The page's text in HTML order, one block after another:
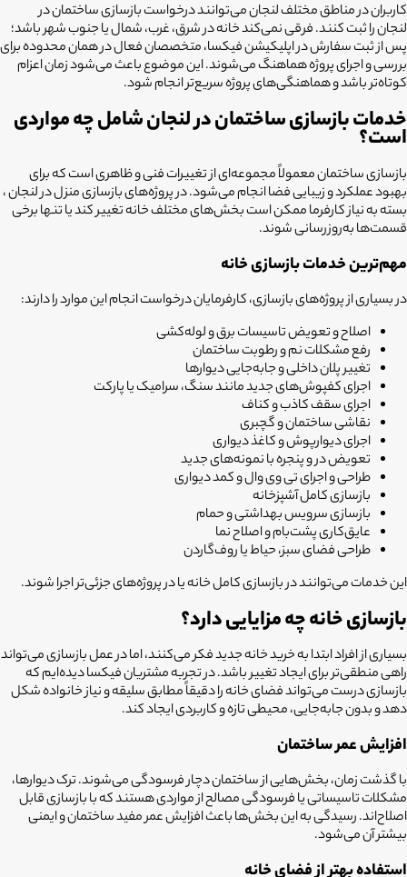
کاربران در مناطق مختلف لنجانمی‌توانند درخواستبازسازی ساختمان در
لنجانرا ثبت کنند. فرقی نمی‌کند خانه در شرق، غرب، شمال یا جنوب شهر باشد؛
پس از ثبت سفارش در اپلیکیشن فیکسا، متخصصان فعال در همان محدوده برای
بررسی و اجرای پروژه هماهنگ می‌شوند. این موضوع باعث می‌شود زمان اعزام
کوتاه‌تر باشد و هماهنگی‌های پروژه سریع‌تر انجام شود.
خدمات بازسازی ساختمان در لنجان شامل چه مواردی
است؟
بازسازی ساختمان معمولاً مجموعه‌ای از تغییرات فنی و ظاهری است که برای
بهبود عملکرد و زیبایی فضا انجام می‌شود. در پروژه‌های بازسازی منزل در لنجان ،
بسته به نیاز کارفرما ممکن است بخش‌های مختلف خانه تغییر کند یا تنها برخی
قسمت‌ها به‌روزرسانی شوند.
مهم‌ترین خدمات بازسازی خانه
در بسیاری از پروژه‌های بازسازی، کارفرمایان درخواست انجام این موارد را دارند:
اصلاح و تعویض تاسیسات برق و لوله‌کشی
رفع مشکلات نم و رطوبت ساختمان
تغییر پلان داخلی و جابه‌جایی دیوارها
اجرای کفپوش‌های جدید مانند سنگ، سرامیک یا پارکت
اجرای سقف کاذب و کناف
نقاشی ساختمان و گچبری
اجرای دیوارپوش و کاغذ دیواری
تعویض در و پنجره با نمونه‌های جدید
طراحی و اجرای تی وی وال و کمد دیواری
بازسازی کامل آشپزخانه
بازسازی سرویس بهداشتی و حمام
عایق‌کاری پشت‌بام و اصلاح نما
طراحی فضای سبز، حیاط یا روف‌گاردن
این خدمات می‌توانند در بازسازی کامل خانه یا در پروژه‌های جزئی‌تر اجرا شوند.
بازسازی خانه چه مزایایی دارد؟
بسیاری از افراد ابتدا به خرید خانه جدید فکر می‌کنند، اما در عمل بازسازی می‌تواند
راهی منطقی‌تر برای ایجاد تغییر باشد. در تجربه مشتریان فیکسا دیده‌ایم که
بازسازی درست می‌تواند فضای خانه را دقیقاً مطابق سلیقه و نیاز خانواده شکل
دهد و بدون جابه‌جایی، محیطی تازه و کاربردی ایجاد کند.
افزایش عمر ساختمان
با گذشت زمان، بخش‌هایی از ساختمان دچار فرسودگی می‌شوند. ترک دیوارها،
مشکلات تاسیساتی یا فرسودگی مصالح از مواردی هستند که با بازسازی قابل
اصلاح‌اند. رسیدگی به این بخش‌ها باعث افزایش عمر مفید ساختمان و ایمنی
بیشتر آن می‌شود.
استفاده بهتر از فضای خانه